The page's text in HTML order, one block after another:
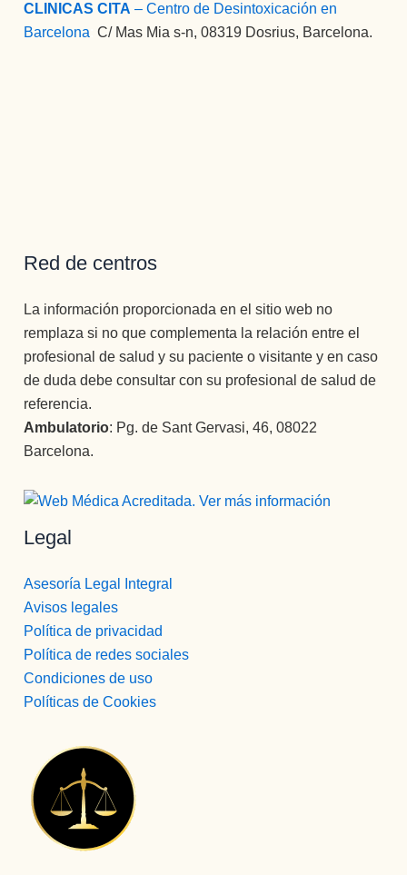
CLINICAS CITA – Centro de Desintoxicación en
Barcelona :C/ Mas Mia s-n, 08319 Dosrius, Barcelona.
Red de centros
La información proporcionada en el sitio web no
remplaza si no que complementa la relación entre el
profesional de salud y su paciente o visitante y en caso
de duda debe consultar con su profesional de salud de
referencia.
Ambulatorio: Pg. de Sant Gervasi, 46, 08022
Barcelona.
Legal
Asesoría Legal Integral
Avisos legales
Política de privacidad
Política de redes sociales
Condiciones de uso
Políticas de Cookies